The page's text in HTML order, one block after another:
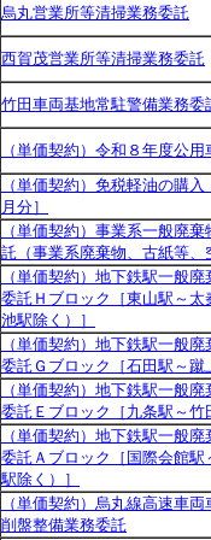
烏丸営業所等清掃業務委託
西賀茂営業所等清掃業務委託
竹田車両基地常駐警備業務委
（単価契約）令和８年度公
（単価契約）免税軽油の購
月分］
（単価契約）事業系一般廃
託（事業系廃棄物、古紙等、
（単価契約）地下鉄駅一般
委託Ｈブロック［東山駅～太
池駅除く）］
（単価契約）地下鉄駅一般
委託Ｇブロック［石田駅～蹴
（単価契約）地下鉄駅一般
委託Ｅブロック［九条駅～竹
（単価契約）地下鉄駅一般
委託Ａブロック［国際会館駅
駅除く）］
（単価契約）烏丸線高速車
削盤整備業務委託